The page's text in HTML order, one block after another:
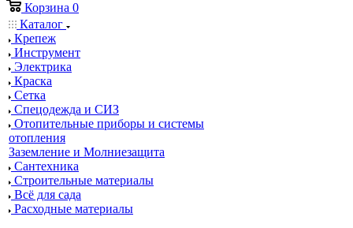
Корзина 0
Каталог
Крепеж
Инструмент
Электрика
Краска
Сетка
Спецодежда и СИЗ
Отопительные приборы и системы
отопления
Заземление и Молниезащита
Сантехника
Строительные материалы
Всё для сада
Расходные материалы